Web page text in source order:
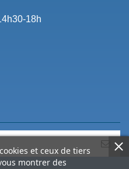
18h
et ceux de tiers
montrer des